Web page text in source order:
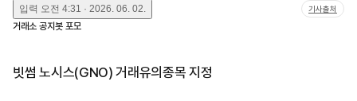
입력 오전 4:31 · 2026. 06. 02. 기사출처
거래소 공지봇 포모
빗썸 노시스(GNO) 거래유의종목 지정